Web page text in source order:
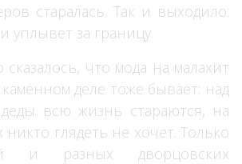
старалась. Так и выходило:
уплывет за границу.
что мода на малахит
деле тоже бывает: над
всю жизнь стараются, на
никто глядеть не хочет. Только
и разных дворцовских